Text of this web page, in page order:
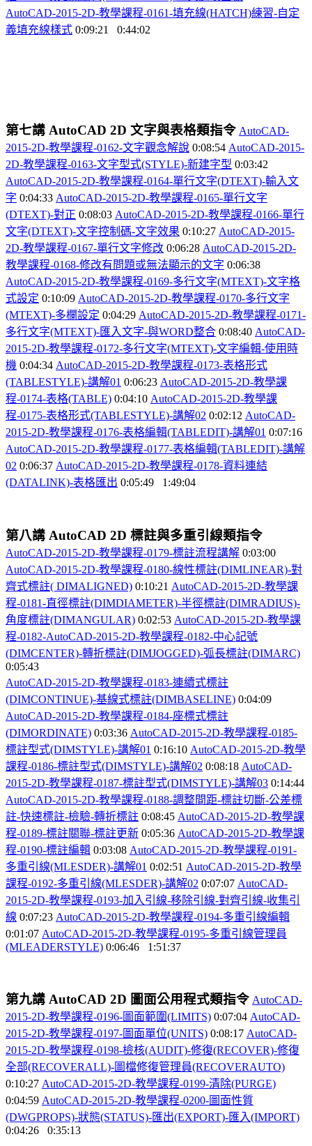
AutoCAD-2015-2D-教學課程-0161-填充線(HATCH)練習-自定
義填充線樣式 0:09:21 0:44:02
第七講 AutoCAD 2D 文字與表格類指令 AutoCAD-
2015-2D-教學課程-0162-文字觀念解說 0:08:54 AutoCAD-2015-
2D-教學課程-0163-文字型式(STYLE)-新建字型 0:03:42
AutoCAD-2015-2D-教學課程-0164-單行文字(DTEXT)-輸入文
字 0:04:33 AutoCAD-2015-2D-教學課程-0165-單行文字
(DTEXT)-對正 0:08:03 AutoCAD-2015-2D-教學課程-0166-單行
文字(DTEXT)-文字控制碼-文字效果 0:10:27 AutoCAD-2015-
2D-教學課程-0167-單行文字修改 0:06:28 AutoCAD-2015-2D-
教學課程-0168-修改有問題或無法顯示的文字 0:06:38
AutoCAD-2015-2D-教學課程-0169-多行文字(MTEXT)-文字格
式設定 0:10:09 AutoCAD-2015-2D-教學課程-0170-多行文字
(MTEXT)-多欄設定 0:04:29 AutoCAD-2015-2D-教學課程-0171-
多行文字(MTEXT)-匯入文字-與WORD整合 0:08:40 AutoCAD-
2015-2D-教學課程-0172-多行文字(MTEXT)-文字編輯-使用時
機 0:04:34 AutoCAD-2015-2D-教學課程-0173-表格形式
(TABLESTYLE)-講解01 0:06:23 AutoCAD-2015-2D-教學課
程-0174-表格(TABLE) 0:04:10 AutoCAD-2015-2D-教學課
程-0175-表格形式(TABLESTYLE)-講解02 0:02:12 AutoCAD-
2015-2D-教學課程-0176-表格編輯(TABLEDIT)-講解01 0:07:16
AutoCAD-2015-2D-教學課程-0177-表格編輯(TABLEDIT)-講解
02 0:06:37 AutoCAD-2015-2D-教學課程-0178-資料連結
(DATALINK)-表格匯出 0:05:49 1:49:04
第八講 AutoCAD 2D 標註與多重引線類指令
AutoCAD-2015-2D-教學課程-0179-標註流程講解 0:03:00
AutoCAD-2015-2D-教學課程-0180-線性標註(DIMLINEAR)-對
齊式標註( DIMALIGNED) 0:10:21 AutoCAD-2015-2D-教學課
程-0181-直徑標註(DIMDIAMETER)-半徑標註(DIMRADIUS)-
角度標註(DIMANGULAR) 0:02:53 AutoCAD-2015-2D-教學課
程-0182-AutoCAD-2015-2D-教學課程-0182-中心記號
(DIMCENTER)-轉折標註(DIMJOGGED)-弧長標註(DIMARC)
0:05:43
AutoCAD-2015-2D-教學課程-0183-連續式標註
(DIMCONTINUE)-基線式標註(DIMBASELINE) 0:04:09
AutoCAD-2015-2D-教學課程-0184-座標式標註
(DIMORDINATE) 0:03:36 AutoCAD-2015-2D-教學課程-0185-
標註型式(DIMSTYLE)-講解01 0:16:10 AutoCAD-2015-2D-教學
課程-0186-標註型式(DIMSTYLE)-講解02 0:08:18 AutoCAD-
2015-2D-教學課程-0187-標註型式(DIMSTYLE)-講解03 0:14:44
AutoCAD-2015-2D-教學課程-0188-調整間距-標註切斷-公差標
註-快速標註-檢驗-轉折標註 0:08:45 AutoCAD-2015-2D-教學課
程-0189-標註關聯-標註更新 0:05:36 AutoCAD-2015-2D-教學課
程-0190-標註編輯 0:03:08 AutoCAD-2015-2D-教學課程-0191-
多重引線(MLESDER)-講解01 0:02:51 AutoCAD-2015-2D-教學
課程-0192-多重引線(MLESDER)-講解02 0:07:07 AutoCAD-
2015-2D-教學課程-0193-加入引線-移除引線-對齊引線-收集引
線 0:07:23 AutoCAD-2015-2D-教學課程-0194-多重引線編輯
0:01:07 AutoCAD-2015-2D-教學課程-0195-多重引線管理員
(MLEADERSTYLE) 0:06:46 1:51:37
第九講 AutoCAD 2D 圖面公用程式類指令 AutoCAD-
2015-2D-教學課程-0196-圖面範圍(LIMITS) 0:07:04 AutoCAD-
2015-2D-教學課程-0197-圖面單位(UNITS) 0:08:17 AutoCAD-
2015-2D-教學課程-0198-檢核(AUDIT)-修復(RECOVER)-修復
全部(RECOVERALL)-圖檔修復管理員(RECOVERAUTO)
0:10:27 AutoCAD-2015-2D-教學課程-0199-清除(PURGE)
0:04:59 AutoCAD-2015-2D-教學課程-0200-圖面性質
(DWGPROPS)-狀態(STATUS)-匯出(EXPORT)-匯入(IMPORT)
0:04:26
0:35:13